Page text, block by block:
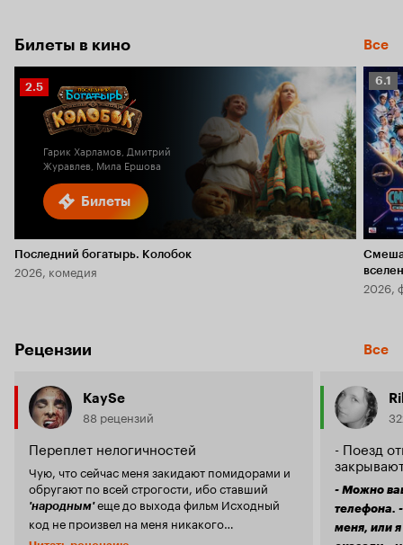
Билеты в кино Все
Билеты
Рейтинг
Кинопоиска
2.5
Гарик Харламов, Дмитрий
Журавлев, Мила Ершова
Последний богатырь. Колобок
2026, комедия
6.1
6.1
2026,
Рецензии Все
KaySe
88 рецензий
Переплет нелогичностей
Чую, что сейчас меня закидают помидорами и
обругают по всей строгости, ибо ставший
'народным'еще до выхода фильм Исходный
код не произвел на меня никакого
впечатления. И причин тому много, он какой-
- Поезд
- Можно
телефона.
меня, или